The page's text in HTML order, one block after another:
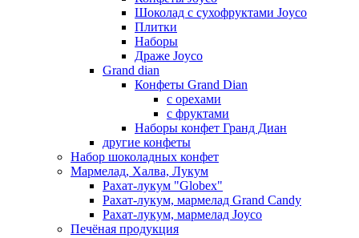
Шоколад с сухофруктами Joyco
Плитки
Наборы
Драже Joyco
Grand dian
Конфеты Grand Dian
с орехами
с фруктами
Наборы конфет Гранд Диан
другие конфеты
Набор шоколадных конфет
Мармелад, Халва, Лукум
Рахат-лукум "Globex"
Рахат-лукум, мармелад Grand Candy
Рахат-лукум, мармелад Joyco
Печёная продукция